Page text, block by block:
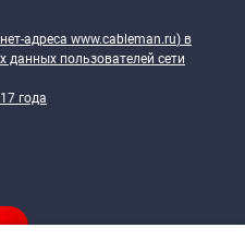
адреса www.cableman.ru) в
данных пользователей сети
года